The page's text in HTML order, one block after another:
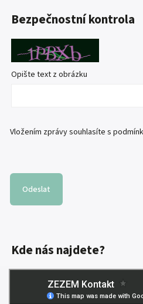
Bezpečnostní kontrola
Opište text z obrázku
Vložením zprávy souhlasíte s
Odeslat
Kde nás najdete?